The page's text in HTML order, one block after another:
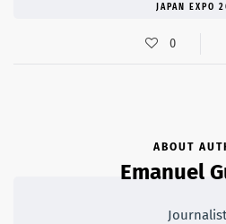
JAPAN EXPO
0
ABOUT
Emanuel